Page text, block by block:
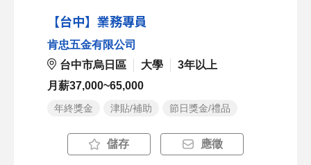
【台中】業務專員
肯忠五金有限公司
台中市烏日區
大學
3年以上
月薪37,000~65,000
年終獎金 津貼/補助 節日獎金/禮品
儲存 應徵